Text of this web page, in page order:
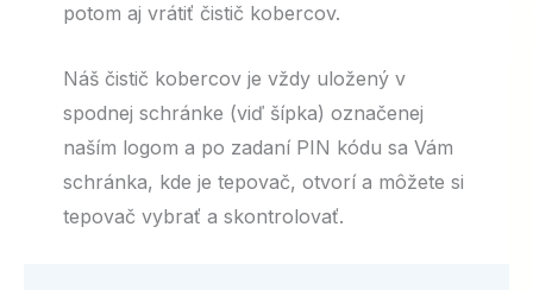
potom aj vrátiť čistič kobercov.
Náš čistič kobercov je vždy uložený v
spodnej schránke (viď šípka) označenej
naším logom a po zadaní PIN kódu sa Vám
schránka, kde je tepovač, otvorí a môžete si
tepovač vybrať a skontrolovať.